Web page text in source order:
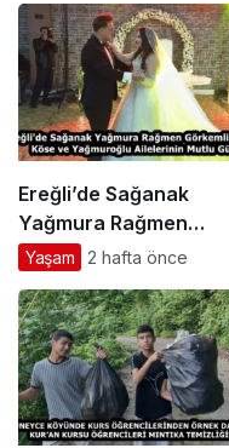
Ereğli’de Sağanak
Yağmura Rağmen
Görkemli Düğün: Köse
Ailelerinin Mutlu Günü
Yaşam 2 hafta önce